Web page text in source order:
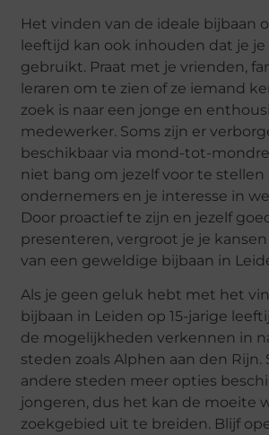
Het vinden van de ideale bijbaan
leeftijd kan ook inhouden dat je
gebruikt. Praat met je vrienden,
leraren om te zien of ze iemand
zoek is naar een jonge en
medewerker. Soms zijn er
beschikbaar via mond-tot-
niet bang om jezelf voor te stellen
ondernemers en je interesse in
Door proactief te zijn en jezelf
presenteren, vergroot je je
van een geweldige bijbaan in
Als je geen geluk hebt met het
bijbaan in Leiden op 15-jarige
de mogelijkheden verkennen in
steden zoals Alphen aan den Rijn.
andere steden meer opties
jongeren, dus het kan de moeite
zoekgebied uit te breiden. Blijf